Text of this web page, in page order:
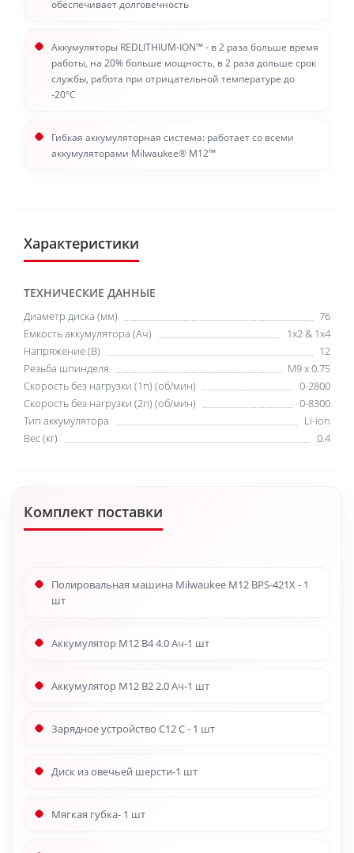
обеспечивает долговечность
Аккумуляторы REDLITHIUM-ION™ - в 2 раза больше время
работы, на 20% больше мощность, в 2 раза дольше срок
службы, работа при отрицательной температуре до
-20°С
Гибкая аккумуляторная система: работает со всеми
аккумуляторами Milwaukee® M12™
Характеристики
ТЕХНИЧЕСКИЕ ДАННЫЕ
Диаметр диска (мм)
76
Емкость аккумулятора (Ач)
1х2 & 1x4
Напряжение (В)
12
Резьба шпинделя
М9 х 0.75
Скорость без нагрузки (1п) (об/мин)
0-2800
Скорость без нагрузки (2п) (об/мин)
0-8300
Тип аккумулятора
Li-ion
Вес (кг)
0.4
Комплект поставки
Полировальная машина Milwaukee М12 BPS-421X - 1
шт
Аккумулятор M12 B4 4.0 Ач-1 шт
Аккумулятор M12 B2 2.0 Ач-1 шт
Зарядное устройство C12 C - 1 шт
Диск из овечьей шерсти-1 шт
Мягкая губка- 1 шт